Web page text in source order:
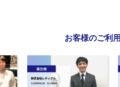
お客様のご利